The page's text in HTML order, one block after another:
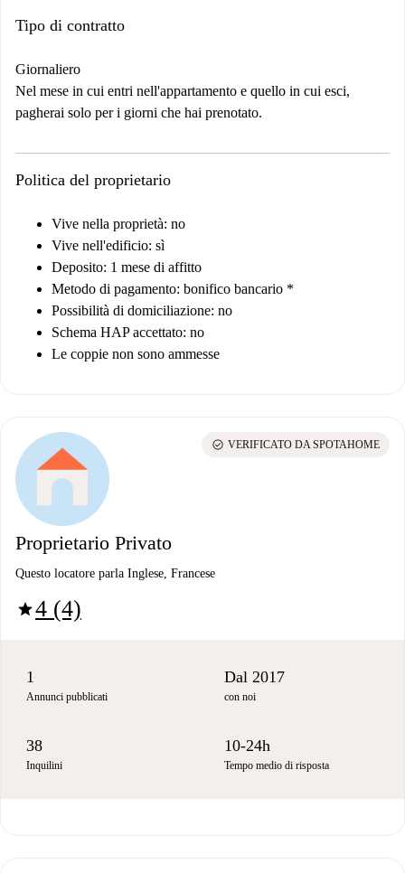
Tipo di contratto
Giornaliero
Nel mese in cui entri nell'appartamento e quello in cui esci,
pagherai solo per i giorni che hai prenotato.
Politica del proprietario
Vive nella proprietà: no
Vive nell'edificio: sì
Deposito: 1 mese di affitto
Metodo di pagamento: bonifico bancario *
Possibilità di domiciliazione: no
Schema HAP accettato: no
Le coppie non sono ammesse
Proprietario Privato
Questo locatore parla Inglese, Francese
star4 (4)
check_circle VERIFICATO DA SPOTAHOME
1
Annunci pubblicati
Dal 2017
con noi
38
Inquilini
10-24h
Tempo medio di risposta